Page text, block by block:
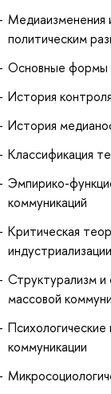
Медиаизменения
политическим
Основные формы
История
История
Классификация
Эмпирико-
коммуникаций
Критическая
Структурализм и
массовой
коммуникации